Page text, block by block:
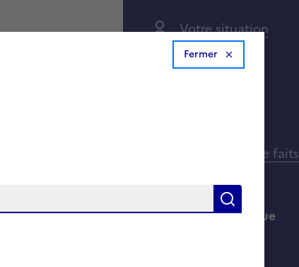
Votre situation
Signalement de faits
Trafic de drogue
Fermer